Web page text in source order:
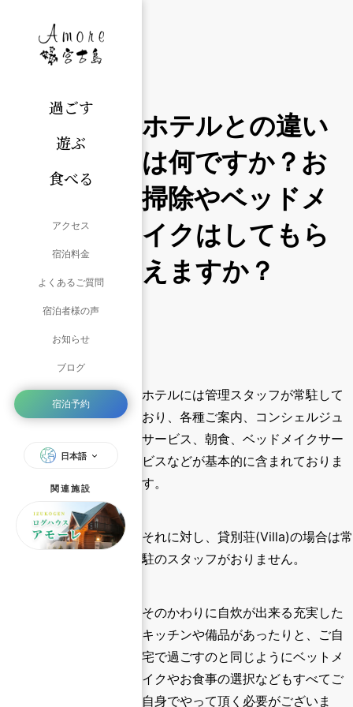
過ごす
遊ぶ
食べる
アクセス
宿泊料金
よくあるご質問
宿泊者様の声
お知らせ
ブログ
宿泊予約
日本語
関連施設
ホテルとの違い
は何ですか？お
掃除やベッドメ
イクはしてもら
えますか？
ホテルには管理スタッフが常駐して
おり、各種ご案内、コンシェルジュ
サービス、朝食、ベッドメイクサー
ビスなどが基本的に含まれておりま
す。
それに対し、貸別荘(Villa)の場合は常
駐のスタッフがおりません。
そのかわりに自炊が出来る充実した
キッチンや備品があったりと、ご自
宅で過ごすのと同じようにベットメ
イクやお食事の選択などもすべてご
自身でやって頂く必要がございま